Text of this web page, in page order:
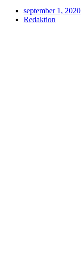
september 1, 2020
Redaktion